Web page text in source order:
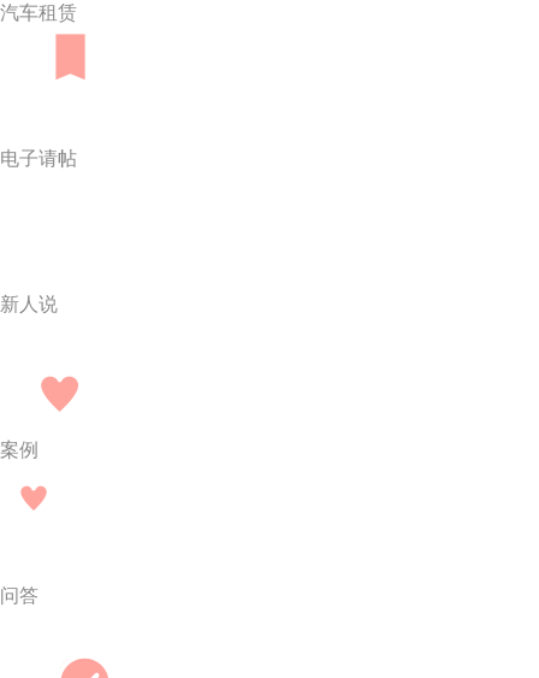
汽车租赁
电子请帖
新人说
案例
问答